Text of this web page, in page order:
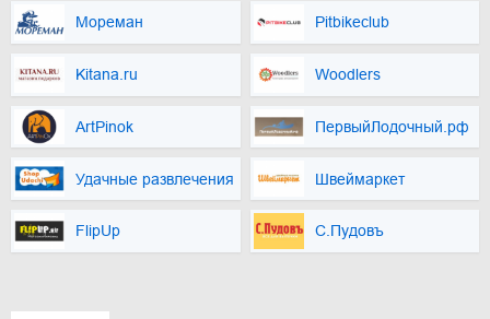
Мореман Pitbikeclub
Kitana.ru Woodlers
ArtPinok ПервыйЛодочный.рф
Удачные развлечения Швеймаркет
FlipUp С.Пудовъ